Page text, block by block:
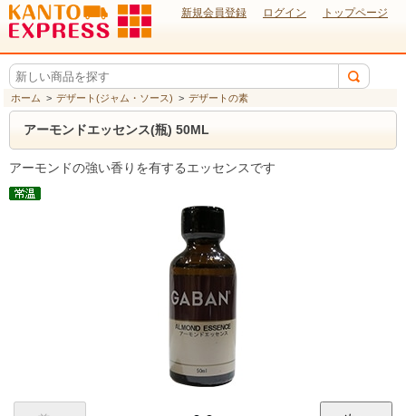
新規会員登録 ログイン トップページ
ホーム > デザート(ジャム・ソース) > デザートの素
アーモンドエッセンス(瓶) 50ML
アーモンドの強い香りを有するエッセンスです